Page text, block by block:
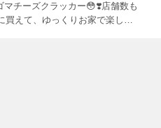
マチーズクラッカー😳❣️店舗数も
買えて、ゆっくりお家で楽しめ